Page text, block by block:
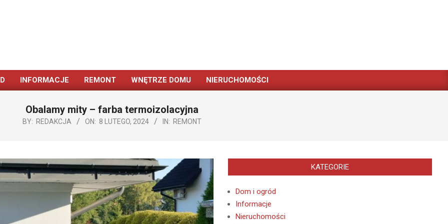
Primary
Menu
INFORMACJE REMONT WNĘTRZE DOMU NIERUCHOMOŚCI
Obalamy mity – farba termoizolacyjna
BY: REDAKCJA ON: 8 LUTEGO, 2024 IN: REMONT
KATEGORIE
Dom i ogród
Informacje
Nieruchomości